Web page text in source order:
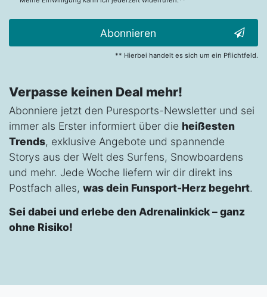
Abonnieren
** Hierbei handelt es sich um ein Pflichtfeld.
Verpasse keinen Deal mehr!
Abonniere jetzt den Puresports-Newsletter und sei
immer als Erster informiert über die heißesten
Trends, exklusive Angebote und spannende
Storys aus der Welt des Surfens, Snowboardens
und mehr. Jede Woche liefern wir dir direkt ins
Postfach alles, was dein Funsport-Herz begehrt.
Sei dabei und erlebe den Adrenalinkick – ganz
ohne Risiko!